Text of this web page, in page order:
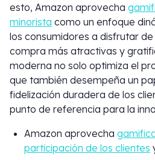
esto, Amazon aprovecha
minorista como un enfoque
los consumidores a disfrutar
compra más atractivas y
moderna no solo optimiza el
que también desempeña un
fidelización duradera de los
punto de referencia para la
Amazon aprovecha
participación de los clientes